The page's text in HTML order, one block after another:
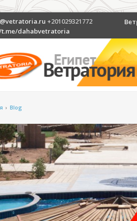
+201029321772
t.me/dahabvetratoria
› Blog